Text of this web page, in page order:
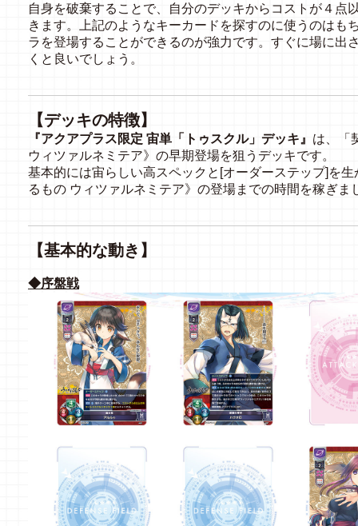
自身を破棄することで、自分のデッキからコストが４点
きます。上記のようなキーカードを探すのに使うのはも
ラを登場することができるのが強力です。すぐに場に出
くと良いでしょう。
【デッキの特徴】
『アクアプラス限定 宙単「トゥスクル」デッキ』 は、「
ウィツァルネミテア》の早期登場を狙うデッキです。
基本的には宙らしい高スペックと[オーダーステップ]を
るもの ウィツァルネミテア》の登場までの時間を稼ぎま
【基本的な動き】
◆序盤戦